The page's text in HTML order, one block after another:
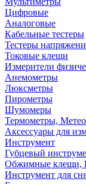
Цифровые
Аналоговые
Кабельные тестеры
Тестеры
Токовые клещи
Измерители
Анемометры
Люксметры
Пирометры
Шумомеры
Термометры,
Аксессуары для
Инструмент
Губцевый
Обжимные клещи,
Инструмент для